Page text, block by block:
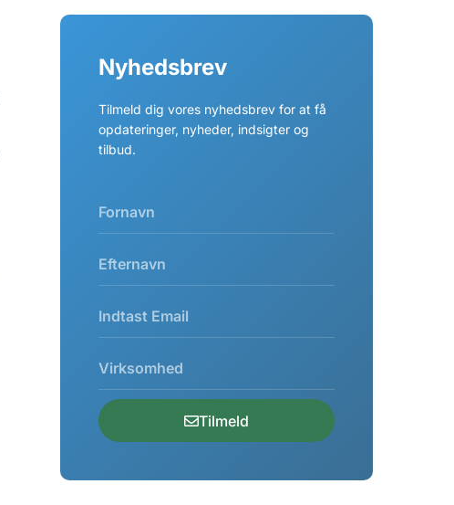
Nyhedsbrev
Tilmeld dig vores nyhedsbrev for at få
opdateringer, nyheder, indsigter og
tilbud.
Tilmeld